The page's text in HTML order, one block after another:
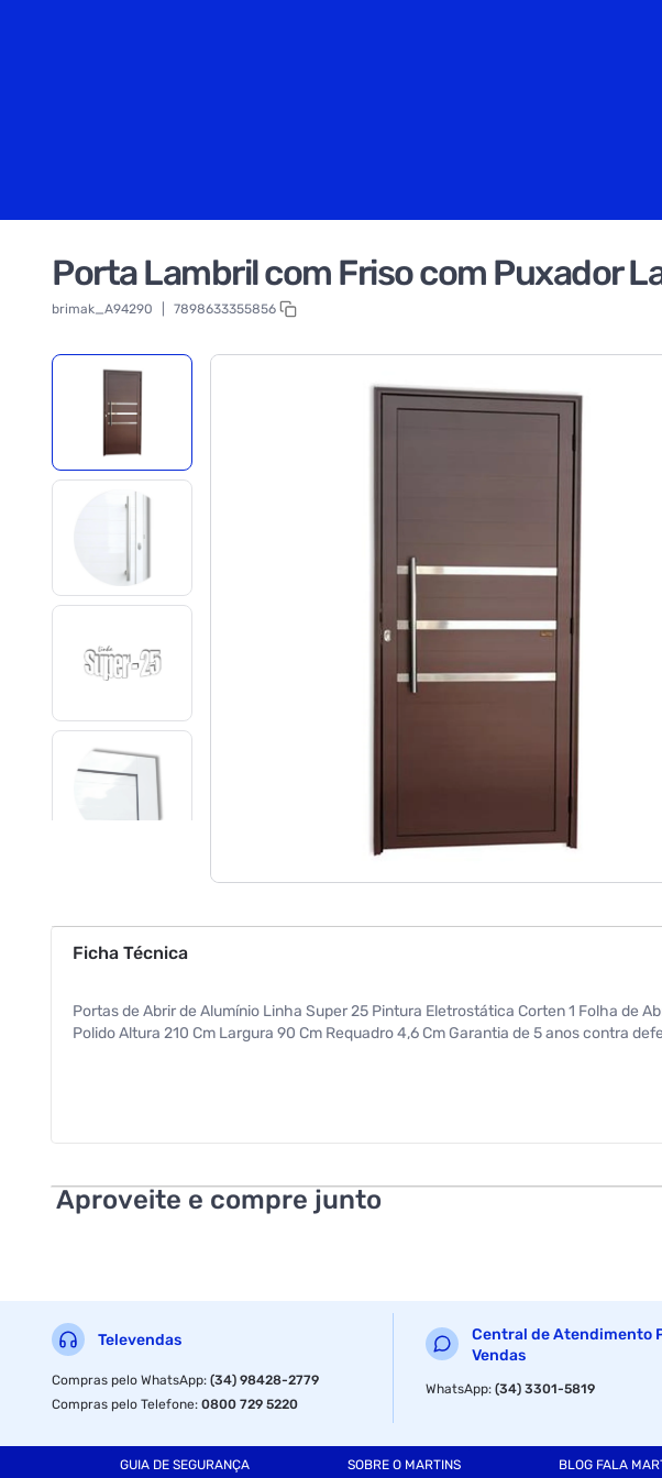
Porta Lambril com Friso com Puxador
brimak_A94290 7898633355856
Ficha Técnica
Portas de Abrir de Alumínio Linha Super 25 Pintura Eletrostática Corten 1 Folha de
Polido Altura 210 Cm Largura 90 Cm Requadro 4,6 Cm Garantia de 5 anos contra
Aproveite e compre junto
Televendas
Compras pelo WhatsApp:(34) 98428-2779
Compras pelo Telefone:0800 729 5220
Central de Atendimento
Vendas
WhatsApp:(34) 3301-5819
GUIA DE SEGURANÇA SOBRE O MARTINS BLOG FALA